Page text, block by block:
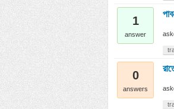
1
answer
0
answers